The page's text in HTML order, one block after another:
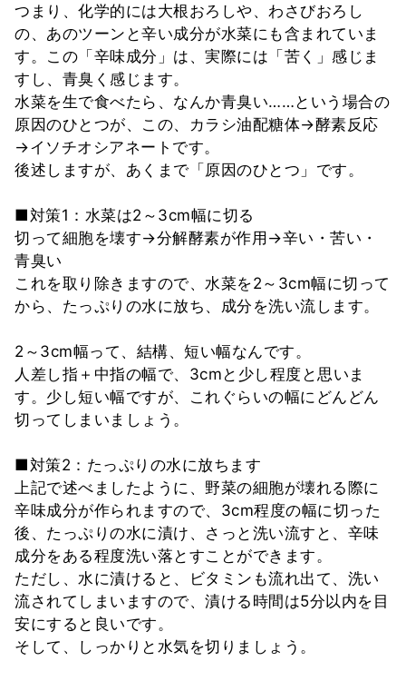
つまり、化学的には大根おろしや、わさびおろし
の、あのツーンと辛い成分が水菜にも含まれていま
す。この「辛味成分」は、実際には「苦く」感じま
すし、青臭く感じます。
水菜を生で食べたら、なんか青臭い……という場合の
原因のひとつが、この、カラシ油配糖体→酵素反応
→イソチオシアネートです。
後述しますが、あくまで「原因のひとつ」です。
■対策1：水菜は2～3cm幅に切る
切って細胞を壊す→分解酵素が作用→辛い・苦い・
青臭い
これを取り除きますので、水菜を2～3cm幅に切って
から、たっぷりの水に放ち、成分を洗い流します。
2～3cm幅って、結構、短い幅なんです。
人差し指＋中指の幅で、3cmと少し程度と思いま
す。少し短い幅ですが、これぐらいの幅にどんどん
切ってしまいましょう。
■対策2：たっぷりの水に放ちます
上記で述べましたように、野菜の細胞が壊れる際に
辛味成分が作られますので、3cm程度の幅に切った
後、たっぷりの水に漬け、さっと洗い流すと、辛味
成分をある程度洗い落とすことができます。
ただし、水に漬けると、ビタミンも流れ出て、洗い
流されてしまいますので、漬ける時間は5分以内を目
安にすると良いです。
そして、しっかりと水気を切りましょう。